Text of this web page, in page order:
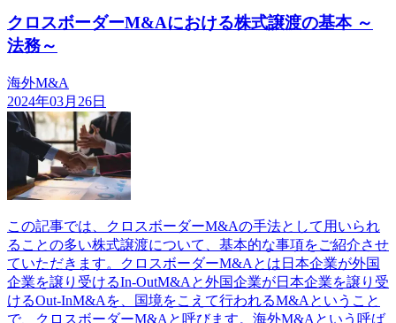
クロスボーダーM&Aにおける株式譲渡の基本 ～
法務～
海外M&A
2024年03月26日
この記事では、クロスボーダーM&Aの手法として用いられ
ることの多い株式譲渡について、基本的な事項をご紹介させ
ていただきます。クロスボーダーM&Aとは日本企業が外国
企業を譲り受けるIn-OutM&Aと外国企業が日本企業を譲り受
けるOut-InM&Aを、国境をこえて行われるM&Aということ
で、クロスボーダーM&Aと呼びます。海外M&Aという呼ば